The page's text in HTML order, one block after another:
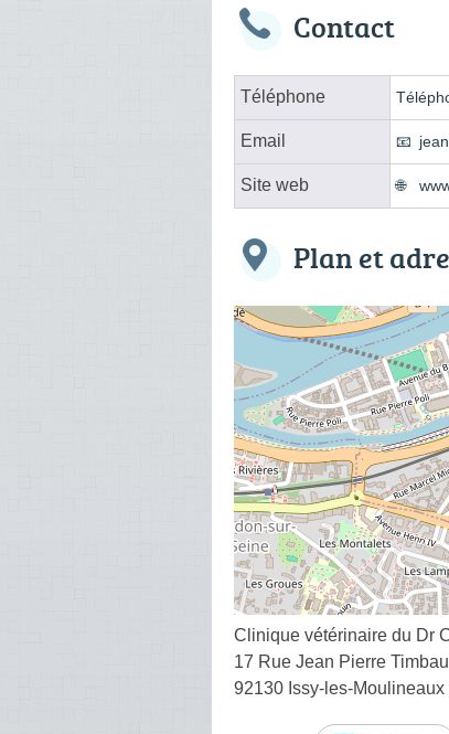
Contact
Téléphone
Email
Site web
Plan et
Clinique vétérinaire du Dr
17 Rue Jean Pierre
92130 Issy-les-Moulineaux